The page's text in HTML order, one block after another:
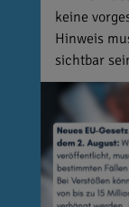
keine
Hinweis
sichtbar